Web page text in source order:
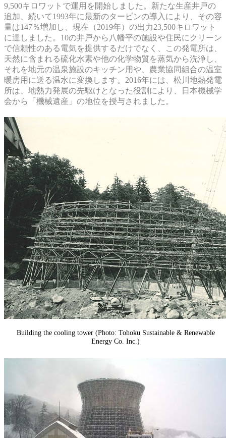
9,500キロワットで運用を開始しました。新たな生産井戸の
追加、続いて1993年に最新のタービンの導入により、その容
量は147％増加し、現在（2019年）の出力23,500キロワット
に達しました。10の井戸から八幡平の施設や住民にクリーン
で信頼性のある電気を提供するだけでなく、この発電所は、
天然に含まれる硫化水素や他の化学物質を蒸気から洗浄し、
それを地元の温泉施設のキッチン用や、農業協同組合の温室
暖房用に送る温水に変換します。2016年には、松川地熱発電
所は、地熱力発展の先駆けとなった役割により、日本機械学
会から「機械遺産」の地位を授与されました。
Building the cooling tower (Photo: Tohoku Sustainable & Renewable
Energy Co. Inc.)